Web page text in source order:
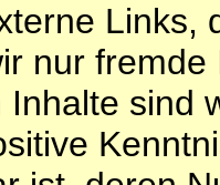
Links,
nur
Inhalte sind